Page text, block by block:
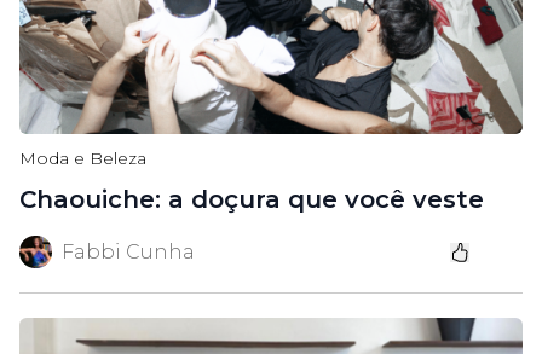
Moda e Beleza
Chaouiche: a doçura que você veste
Fabbi Cunha